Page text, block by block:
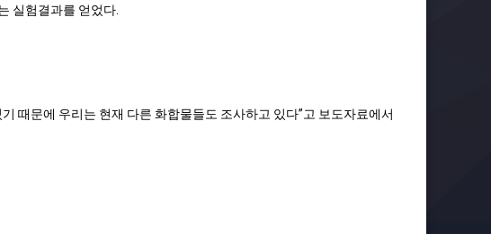
실험결과를 얻었다.
때문에 우리는 현재 다른 화합물들도 조사하고 있다”고 보도자료에서